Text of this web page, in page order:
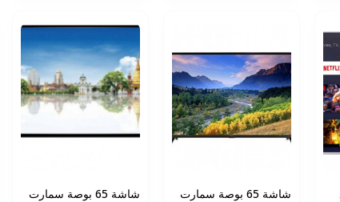
شاشة 65 بوصة سمارت
شاشة 65 بوصة سمارت